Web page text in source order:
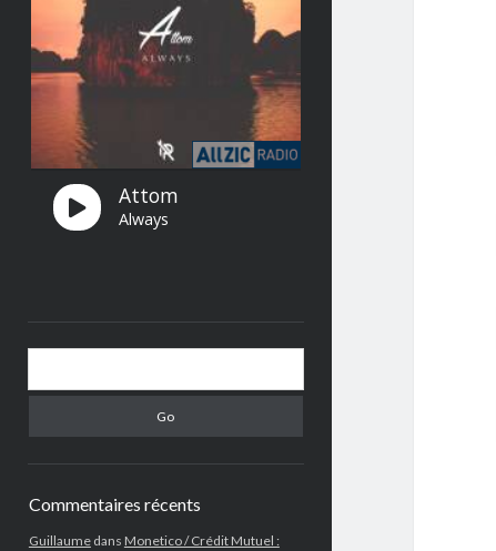
Commentaires récents
Guillaumedans Monetico / Crédit Mutuel :